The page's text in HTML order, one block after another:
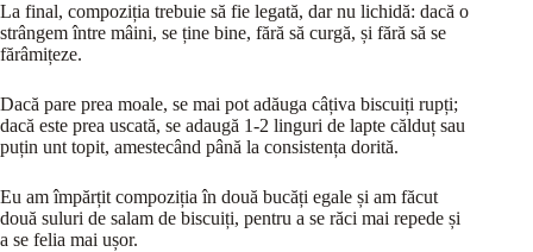
La final, compoziția trebuie să fie legată, dar nu lichidă: dacă o
strângem între mâini, se ține bine, fără să curgă, și fără să se
fărâmițeze.
Dacă pare prea moale, se mai pot adăuga câțiva biscuiți rupți;
dacă este prea uscată, se adaugă 1-2 linguri de lapte călduț sau
puțin unt topit, amestecând până la consistența dorită.
Eu am împărțit compoziția în două bucăți egale și am făcut
două suluri de salam de biscuiți, pentru a se răci mai repede și
a se felia mai ușor.